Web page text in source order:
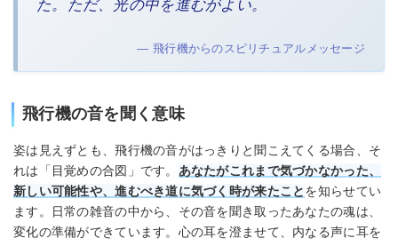
た。ただ、光の中を進むがよい。
— 飛行機からのスピリチュアルメッセージ
飛行機の音を聞く意味
姿は見えずとも、飛行機の音がはっきりと聞こえてくる場合、そ
れは「目覚めの合図」です。 あなたがこれまで気づかなかった、
新しい可能性や、進むべき道に気づく時が来たことを知らせてい
ます。日常の雑音の中から、その音を聞き取ったあなたの魂は、
変化の準備ができています。心の耳を澄ませて、内なる声に耳を